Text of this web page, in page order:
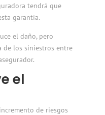
tendrá que
garantía.
el daño, pero
de los siniestros entre
el
de riesgos